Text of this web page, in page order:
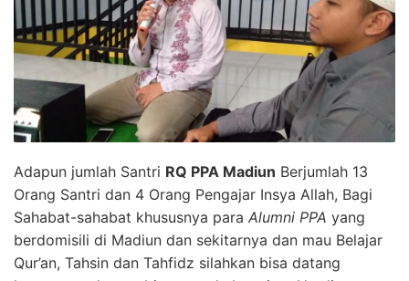
Adapun jumlah Santri RQ PPA Madiun Berjumlah 13
Orang Santri dan 4 Orang Pengajar Insya Allah, Bagi
Sahabat-sahabat khususnya para Alumni PPA yang
berdomisili di Madiun dan sekitarnya dan mau Belajar
Qur’an, Tahsin dan Tahfidz silahkan bisa datang